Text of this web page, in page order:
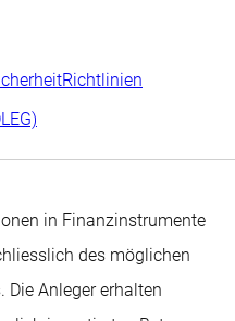
Richtlinien
in Finanzinstrumente
des möglichen
Anleger erhalten